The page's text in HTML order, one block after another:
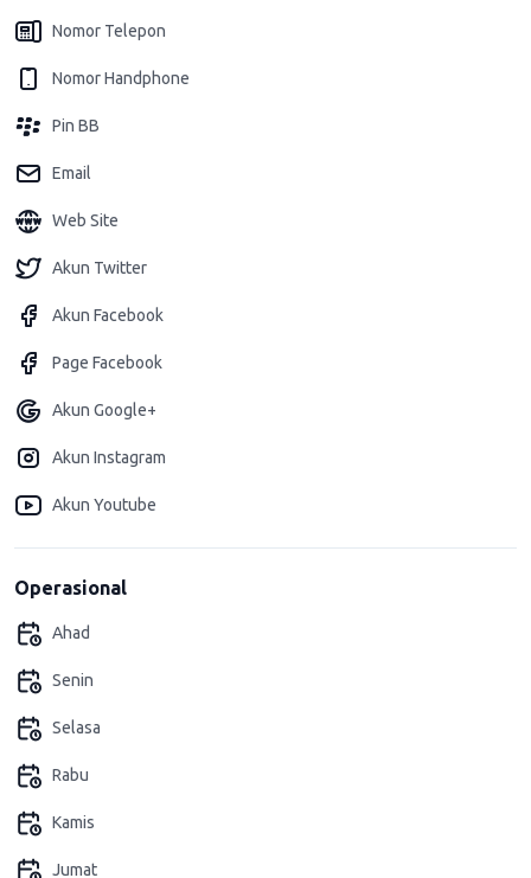
Nomor Telepon
Nomor Handphone
Pin BB
Email
Web Site
Akun Twitter
Akun Facebook
Page Facebook
Akun Google+
Akun Instagram
Akun Youtube
Operasional
Ahad
Senin
Selasa
Rabu
Kamis
Jumat